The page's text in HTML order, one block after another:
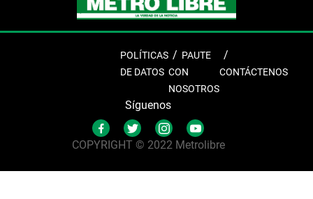
POLÍTICAS
DE DATOS
PAUTE
CON
NOSOTROS
CONTÁCTENOS
Síguenos
COPYRIGHT © 2022 Metrolibre